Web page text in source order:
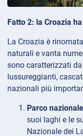
Fatto 2: la Croazia
La Croazia è
naturali e vanta
sono caratterizzati
lussureggianti,
nazionali più
Parco
suoi laghi e le
Nazionale dei